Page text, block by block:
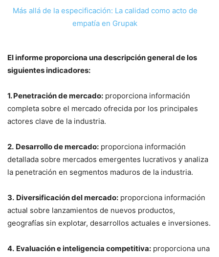
Más allá de la especificación: La calidad como acto de
empatía en Grupak
El informe proporciona una descripción general de los
siguientes indicadores:
1. Penetración de mercado: proporciona información
completa sobre el mercado ofrecida por los principales
actores clave de la industria.
2. Desarrollo de mercado: proporciona información
detallada sobre mercados emergentes lucrativos y analiza
la penetración en segmentos maduros de la industria.
3. Diversificación del mercado: proporciona información
actual sobre lanzamientos de nuevos productos,
geografías sin explotar, desarrollos actuales e inversiones.
4. Evaluación e inteligencia competitiva: proporciona una